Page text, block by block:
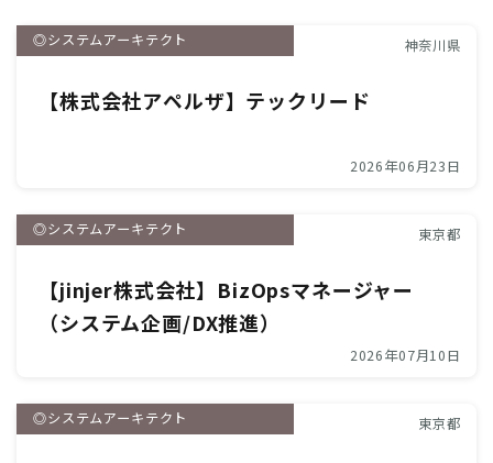
◎システムアーキテクト 神奈川県
【株式会社アペルザ】テックリード
2026年06月23日
◎システムアーキテクト 東京都
【jinjer株式会社】BizOpsマネージャー
（システム企画/DX推進）
2026年07月10日
◎システムアーキテクト 東京都